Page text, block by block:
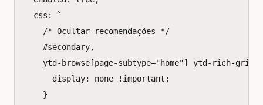
css :
`
    /* Ocultar recomendações */
    #secondary,
ytd-browse[page-subtype="home"] ytd-rich-grid-
      display: none !important;
    }